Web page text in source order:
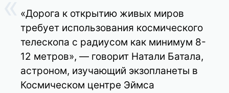
«Дорога к открытию живых миров
требует использования космического
телескопа с радиусом как минимум 8-
12 метров», — говорит Натали Батала,
астроном, изучающий экзопланеты в
Космическом центре Эймса